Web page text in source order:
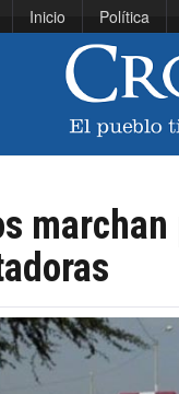
Inicio Política